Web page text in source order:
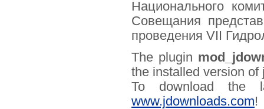
Национального
Совещания
проведения VII
The plugin
the installed version of
To download the
www.jdownloads.com!